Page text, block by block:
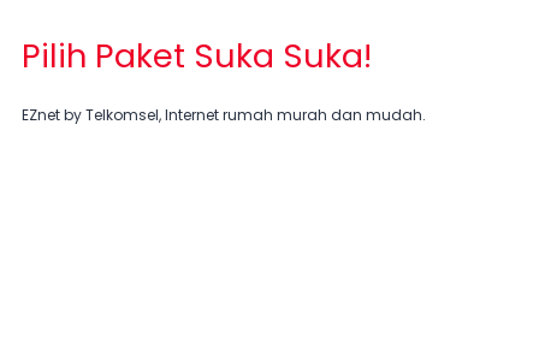
Pilih Paket Suka Suka!
EZnet by Telkomsel, Internet rumah murah dan mudah.